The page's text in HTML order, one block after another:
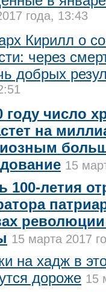
года, 13:43
Кирилл о
через
добрых
году число
на
15
100-летия
15 марта 2017
на хадж в
дороже 15